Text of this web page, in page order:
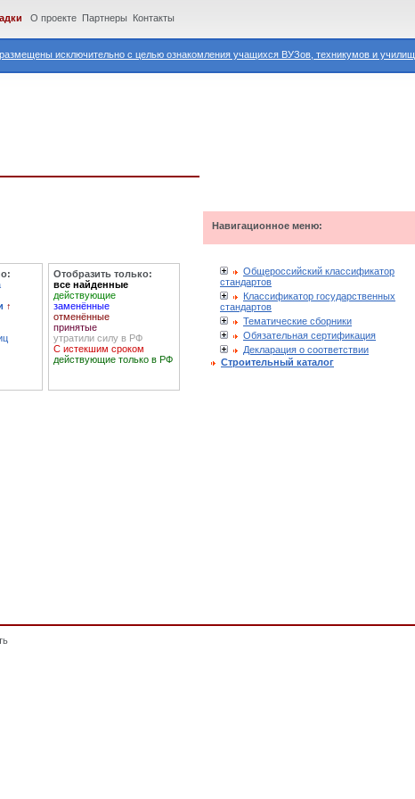
исключительно с целью ознакомления учащихся ВУЗов, техникумов и училищ.
О проекте Партнеры Контакты
↑
Отобразить только:
все найденные
действующие
заменённые
отменённые
принятые
утратили силу в РФ
С истекшим сроком
действующие только в РФ
Навигационное меню:
Общероссийский классификатор
стандартов
Классификатор государственных
стандартов
Тематические сборники
Обязательная сертификация
Декларация о соответствии
Строительный каталог